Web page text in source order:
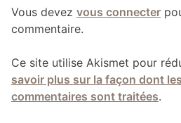
Vous devez vous connecter
commentaire.
Ce site utilise Akismet pour
savoir plus sur la façon dont
commentaires sont traitées.